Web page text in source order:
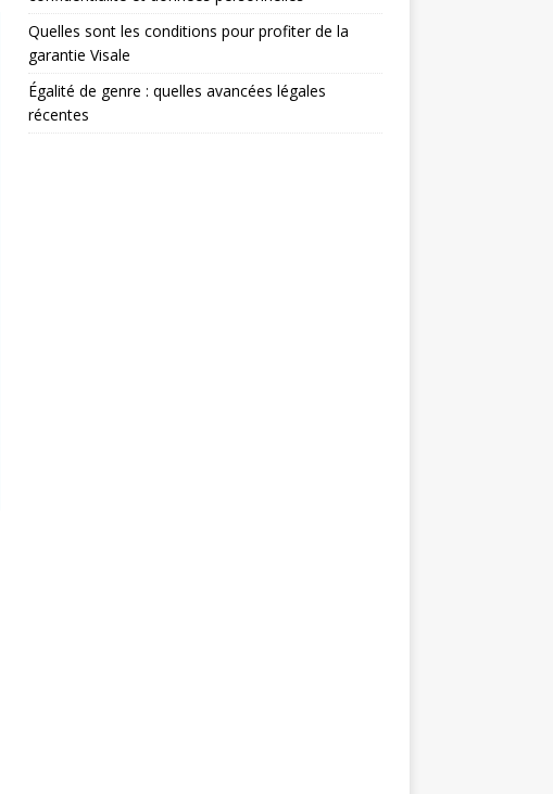
Quelles sont les conditions pour profiter de la
garantie Visale
Égalité de genre : quelles avancées légales
récentes